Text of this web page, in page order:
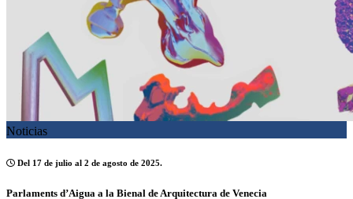
Noticias
Del 17 de julio al 2 de agosto de 2025.
Parlaments d’Aigua a la Bienal de Arquitectura de Venecia